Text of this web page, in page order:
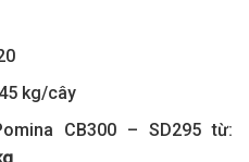
kg/cây
CB300 – SD295 từ: